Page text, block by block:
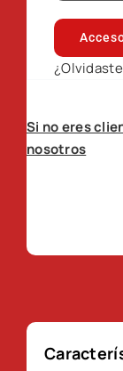
Si no eres
nosotros